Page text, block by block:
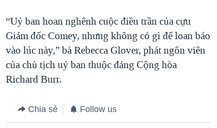
“Uỷ ban hoan nghênh cuộc điều trần của cựu
Giám đốc Comey, nhưng không có gì để loan báo
vào lúc này,” bà Rebecca Glover, phát ngôn viên
của chủ tịch uỷ ban thuộc đảng Cộng hòa
Richard Burr.
Chia sẻ Follow us